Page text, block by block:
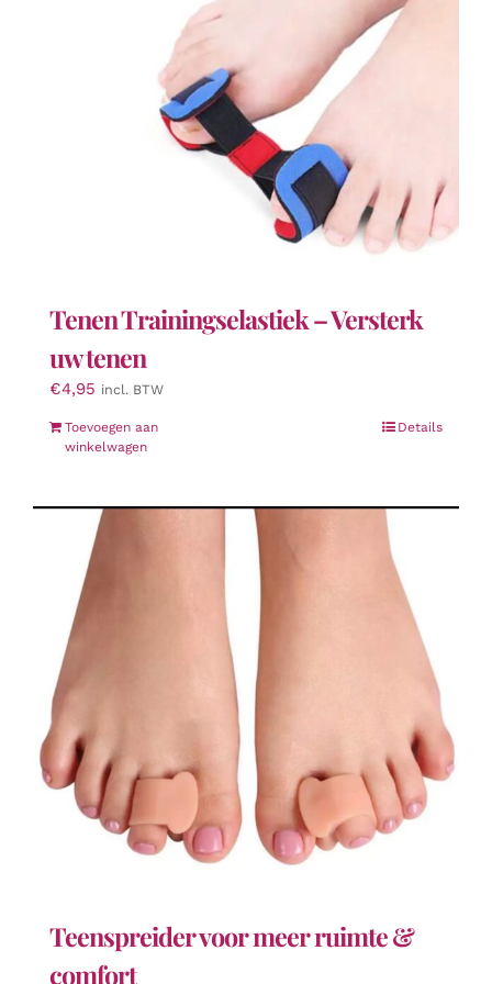
Tenen Trainingselastiek – Versterk
uw tenen
€4,95 incl. BTW
Toevoegen aan
winkelwagen
Details
Teenspreider voor meer ruimte &
comfort